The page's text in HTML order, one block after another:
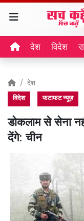
देश विदेश
देश
विदेश फटाफट न्यूज़
डोकलाम से सेना
देंगे: चीन